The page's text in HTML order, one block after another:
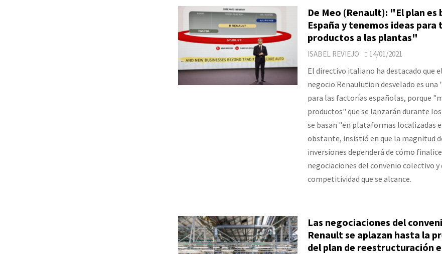
De Meo (Renault): "El plan es
España y tenemos ideas para
productos a las plantas"
ISABEL REVIEJO 14/01/2021
El directivo italiano ha destacado que
negocio Renaulution desvelado es
para las factorías españolas, porque
productos" que se lanzarán durante
se basan "en plataformas localizadas
obstante, insistió en que la magnitud
inversiones dependerá de cómo
negociaciones del convenio colectivo y
competitividad que se alcance.
Las negociaciones del
Renault se aplazan hasta la
del plan de reestructuración